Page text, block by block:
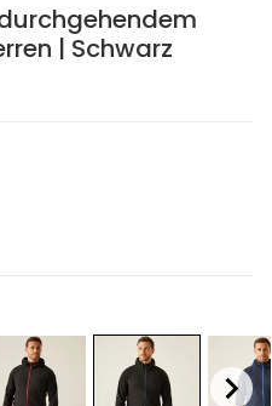
| Schwarz